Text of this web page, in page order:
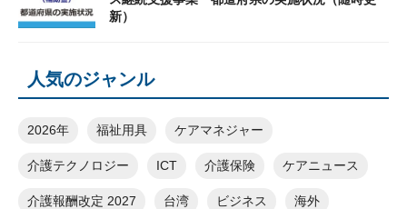
新）
人気のジャンル
2026年 福祉用具 ケアマネジャー
介護テクノロジー ICT 介護保険 ケアニュース
介護報酬改定 2027 台湾 ビジネス 海外